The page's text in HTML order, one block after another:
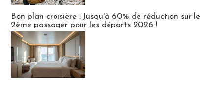
Bon plan croisière : Jusqu'à 60% de réduction sur le
2ème passager pour les départs 2026 !